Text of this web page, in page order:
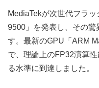
MediaTekが次世代フラ
9500」を発表し、その驚
す。最新のGPU「ARM
で、理論上のFP32演算
る水準に到達しました。